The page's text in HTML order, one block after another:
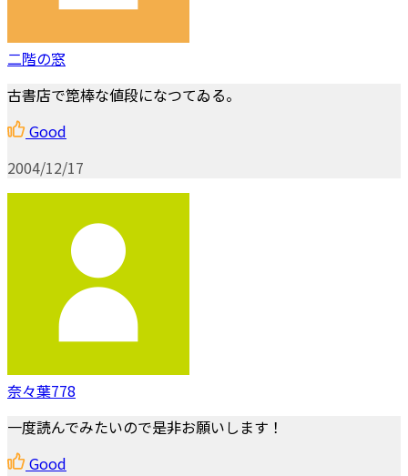
二階の窓
古書店で箆棒な値段になつてゐる。
Good
2004/12/17
奈々葉778
一度読んでみたいので是非お願いします！
Good